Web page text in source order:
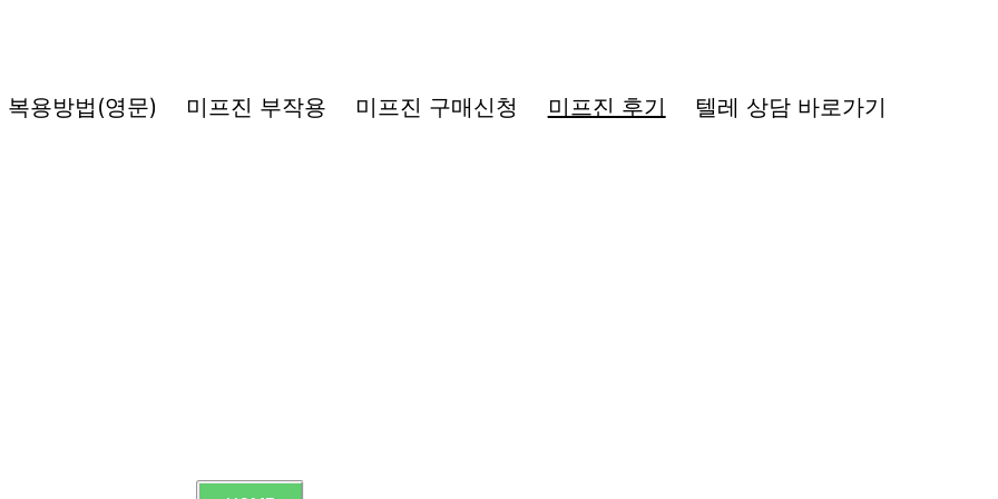
복용방법(영문) 미프진 부작용 미프진 구매신청 미프진 후기 텔레 상담 바로가기